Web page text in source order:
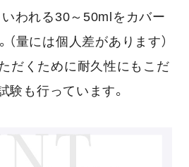
われる30～50mlをカバー
（量には個人差があります）
だくために耐久性にもこだ
験も行っています。